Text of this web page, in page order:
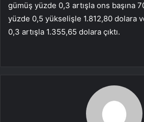
gümüş yüzde 0,3 artışla ons başına
yüzde 0,5 yükselişle 1.812,80 dolara
0,3 artışla 1.355,65 dolara çıktı.